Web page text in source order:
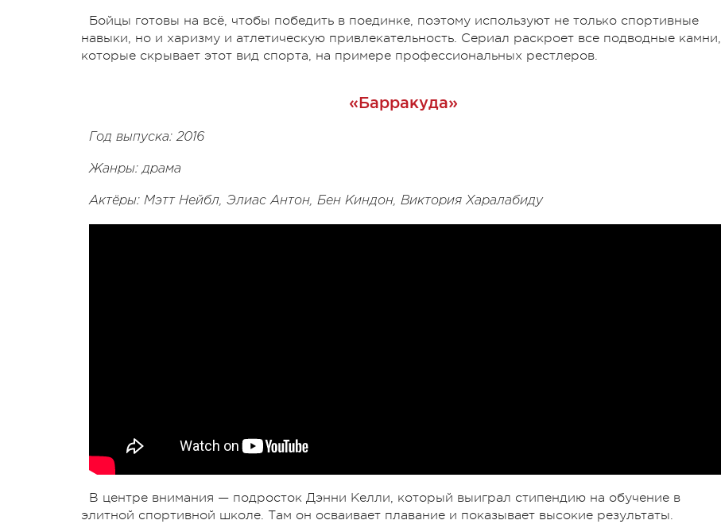
Бойцы готовы на всё, чтобы победить в поединке, поэтому используют не только спортивные
навыки, но и харизму и атлетическую привлекательность. Сериал раскроет все подводные камни,
которые скрывает этот вид спорта, на примере профессиональных рестлеров.
«Барракуда»
Год выпуска: 2016
Жанры: драма
Актёры: Мэтт Нейбл, Элиас Антон, Бен Киндон, Виктория Харалабиду
В центре внимания — подросток Дэнни Келли, который выиграл стипендию на обучение в
элитной спортивной школе. Там он осваивает плавание и показывает высокие результаты.